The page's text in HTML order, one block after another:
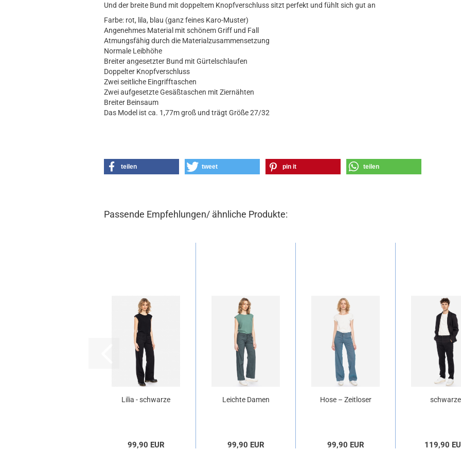
Und der breite Bund mit doppeltem Knopfverschluss sitzt perfekt und fühlt sich gut an
Farbe: rot, lila, blau (ganz feines Karo-Muster)
Angenehmes Material mit schönem Griff und Fall
Atmungsfähig durch die Materialzusammensetzung
Normale Leibhöhe
Breiter angesetzter Bund mit Gürtelschlaufen
Doppelter Knopfverschluss
Zwei seitliche Eingrifftaschen
Zwei aufgesetzte Gesäßtaschen mit Ziernähten
Breiter Beinsaum
Das Model ist ca. 1,77m groß und trägt Größe 27/32
teilen tweet pin it teilen
Passende Empfehlungen/ ähnliche Produkte:
Lilia - schwarze
99,90 EUR
Leichte Damen
99,90 EUR
Hose – Zeitloser
99,90 EUR
schwarze
119,90